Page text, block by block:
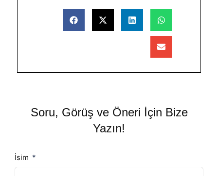
Soru, Görüş ve Öneri İçin Bize
Yazın!
İsim